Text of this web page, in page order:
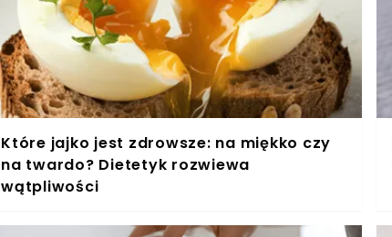
regulację lipidów i glukozy
Które jajko jest zdrowsze: na miękko czy
na twardo? Dietetyk rozwiewa
wątpliwości